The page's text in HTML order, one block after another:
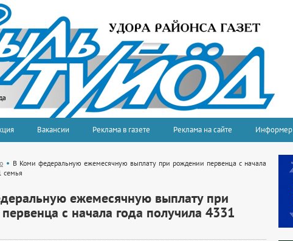
Вакансии Реклама в газете Реклама на сайте Информер
В Коми федеральную ежемесячную выплату при рождении первенца с начала
семья
ежемесячную выплату при
с начала года получила 4331